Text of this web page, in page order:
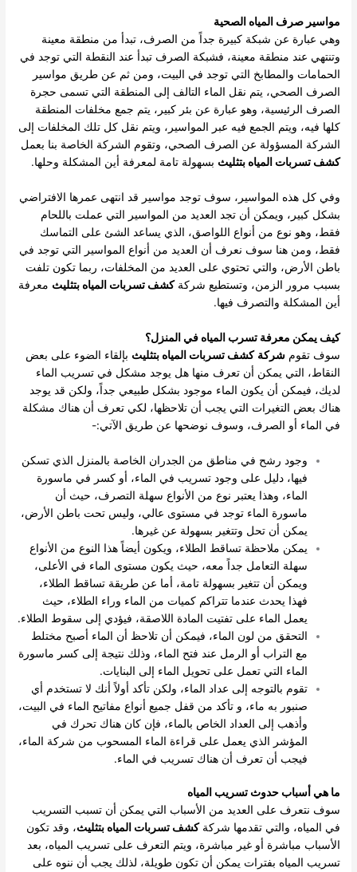
مواسير صرف المياه الصحية
وهي عبارة عن شبكة كبيرة جداً من الصرف، تبدأ من منطقة معينة
وتنتهي عند منطقة معينة، فشبكة الصرف تبدأ عند النقطة التي توجد في
الحمامات والمطابخ التي توجد في البيت، ومن ثم عن طريق مواسير
الصرف الصحي، يتم نقل الماء التالف إلى المنطقة التي تسمى حجرة
الصرف الرئيسية، وهو عبارة عن بئر كبير، يتم جمع مخلفات المنطقة
كلها فيه، ويتم الجمع فيه عبر المواسير، ويتم نقل كل تلك المخلفات إلى
الشركة المسؤولة عن الصرف الصحي، وتقوم الشركة الخاصة بنا بعمل
كشف تسربات المياه بتثليث بسهولة تامة لمعرفة أين المشكلة وحلها.
وفي كل هذه المواسير، سوف توجد مواسير قد انتهى عمرها الافتراضي
بشكل كبير، ويمكن أن تجد العديد من المواسير التي عملت باللحام
فقط، وهو نوع من أنواع اللواصق، الذي يساعد الشئ على التماسك
فقط، ومن هنا سوف نعرف أن العديد من أنواع المواسير التي توجد في
باطن الأرض، والتي تحتوي على العديد من المخلفات، ربما تكون تلفت
بسبب مرور الزمن، وتستطيع شركةكشف تسربات المياه بتثليث معرفة
أين المشكلة والتصرف فيها.
كيف يمكن معرفة تسرب المياه في المنزل؟
سوف تقومشركة كشف تسربات المياه بتثليث بإلقاء الضوء على بعض
النقاط، التي يمكن أن تعرف منها هل يوجد مشكل في تسريب الماء
لديك، فيمكن أن يكون الماء موجود بشكل طبيعي جداً، ولكن قد يوجد
هناك بعض التغيرات التي يجب أن تلاحظها، لكي تعرف أن هناك مشكلة
في الماء أو الصرف، وسوف نوضحها عن طريق الآتي:-
وجود رشح في مناطق من الجدران الخاصة بالمنزل الذي تسكن
فيها، دليل على وجود تسريب في الماء، أو كسر في ماسورة
الماء، وهذا يعتبر نوع من الأنواع سهلة التصرف، حيث أن
ماسورة الماء توجد في مستوى عالي، وليس تحت باطن الأرض،
يمكن أن تحل وتتغير بسهولة عن غيرها.
يمكن ملاحظة تساقط الطلاء، ويكون أيضاً هذا النوع من الأنواع
سهلة التعامل جداً معه، حيث يكون مستوى الماء في الأعلى،
ويمكن أن تتغير بسهولة تامة، أما عن طريقة تساقط الطلاء،
فهذا يحدث عندما تتراكم كميات من الماء وراء الطلاء، حيث
يعمل الماء على تفتيت المادة اللاصقة، فيؤدي إلى سقوط الطلاء.
التحقق من لون الماء، فيمكن أن تلاحظ أن الماء أصبح مختلط
مع التراب أو الرمل عند فتح الماء، وذلك نتيجة إلى كسر ماسورة
الماء التي تعمل على تحويل الماء إلى البنايات.
تقوم بالتوجه إلى عداد الماء، ولكن تأكد أولاً أنك لا تستخدم أي
صنبور به ماء، و تأكد من قفل جميع أنواع مفاتيح الماء في البيت،
وأذهب إلى العداد الخاص بالماء، فإن كان هناك تحرك في
المؤشر الذي يعمل على قراءة الماء المسحوب من شركة الماء،
فيجب أن تعرف أن هناك تسريب في الماء.
ما هي أسباب حدوث تسريب المياه
سوف نتعرف على العديد من الأسباب التي يمكن أن تسبب التسريب
في المياه، والتي تقدمها شركةكشف تسربات المياه بتثليث، وقد تكون
الأسباب مباشرة أو غير مباشرة، ويتم التعرف على تسريب المياه، بعد
تسريب المياه بفترات يمكن أن تكون طويلة، لذلك يجب أن ننوه على